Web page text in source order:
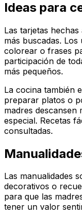
Ideas para
Las tarjetas
más buscadas.
colorear o frases
participación de
más pequeños.
La cocina también
preparar platos o
madres descansen
especial. Recetas
consultadas.
Las manualidades
decorativos o
para que las
tener un valor